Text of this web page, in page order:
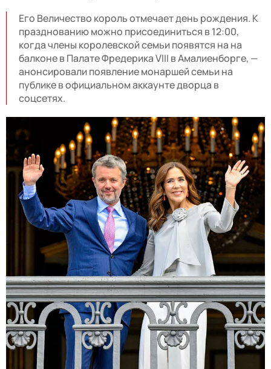
Его Величество король отмечает день рождения. К
празднованию можно присоединиться в 12:00,
когда члены королевской семьи появятся на на
балконе в Палате Фредерика VIII в Амалиенборге, —
анонсировали появление монаршей семьи на
публике в официальном аккаунте дворца в
соцсетях.